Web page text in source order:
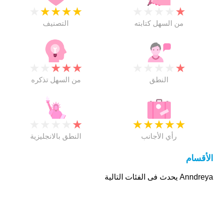
★
★
★
★
التصنيف
★
من السهل كتابته
★
★
★
من السهل تذكره
★
النطق
★
النطق بالانجليزية
★
★
★
★
★
رأي الأجانب
الأقسام
Anndreya يحدث فى الفئات التالية